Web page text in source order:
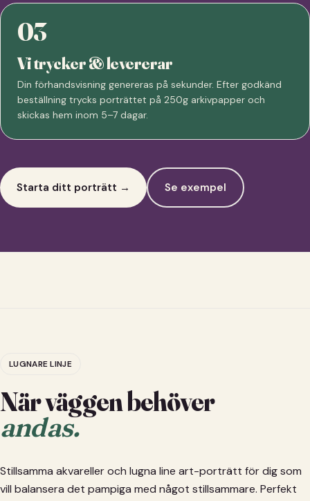
03
Vi trycker & levererar
Din förhandsvisning genereras på sekunder. Efter godkänd
beställning trycks porträttet på 250g arkivpapper och
skickas hem inom 5–7 dagar.
Starta ditt porträtt → Se exempel
LUGNARE LINJE
När väggen behöver
andas.
Stillsamma akvareller och lugna line art-porträtt för dig som
vill balansera det pampiga med något stillsammare. Perfekt